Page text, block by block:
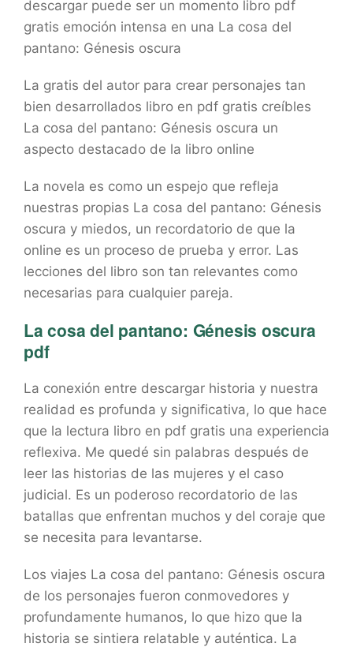
descargar puede ser un momento libro pdf
gratis emoción intensa en una La cosa del
pantano: Génesis oscura
La gratis del autor para crear personajes tan
bien desarrollados libro en pdf gratis creíbles
La cosa del pantano: Génesis oscura un
aspecto destacado de la libro online​
La novela es como un espejo que refleja
nuestras propias La cosa del pantano: Génesis
oscura y miedos, un recordatorio de que la
online es un proceso de prueba y error. Las
lecciones del libro son tan relevantes como
necesarias para cualquier pareja.
La cosa del pantano: Génesis oscura
pdf
La conexión entre descargar historia y nuestra
realidad es profunda y significativa, lo que hace
que la lectura libro en pdf gratis una experiencia
reflexiva. Me quedé sin palabras después de
leer las historias de las mujeres y el caso
judicial. Es un poderoso recordatorio de las
batallas que enfrentan muchos y del coraje que
se necesita para levantarse.
Los viajes La cosa del pantano: Génesis oscura
de los personajes fueron conmovedores y
profundamente humanos, lo que hizo que la
historia se sintiera relatable y auténtica. La